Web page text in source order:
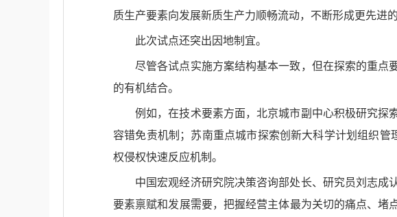
质生产要素向发展新质生产力顺畅流动，不断形成更先进
此次试点还突出因地制宜。
尽管各试点实施方案结构基本一致，但在探索的重点
的有机结合。
例如，在技术要素方面，北京城市副中心积极研究探
容错免责机制；苏南重点城市探索创新大科学计划组织
权侵权快速反应机制。
中国宏观经济研究院决策咨询部处长、研究员刘志成
要素禀赋和发展需要，把握经营主体最为关切的痛点、